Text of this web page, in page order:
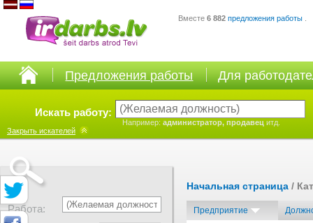
Вместе 6 882 предложения работы
Предложения работы Для
Искать работу:
Например: администратор, продавец итд.
Закрыть искателей
Работа:
Начальная страница /
Предприятие